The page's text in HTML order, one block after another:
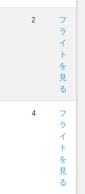
2
フ
ラ
イ
ト
を
見
る
4
フ
ラ
イ
ト
を
見
る